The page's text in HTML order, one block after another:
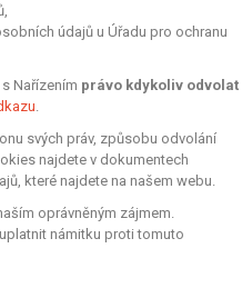
údajů u Úřadu pro ochranu
Nařízením právo kdykoliv odvolat
svých práv, způsobu odvolání
najdete v dokumentech
které najdete na našem webu.
oprávněným zájmem.
námitku proti tomuto